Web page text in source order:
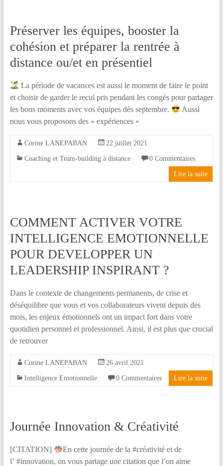
Préserver les équipes, booster la
cohésion et préparer la rentrée à
distance ou/et en présentiel
La période de vacances est aussi le moment de faire le point
et choisir de garder le recul pris pendant les congés pour partager
les bons moments avec vos équipes dès septembre.
Aussi
nous vous proposons des « expériences »
Corine LANEPABAN 22 juillet 2021
Coaching et Team-building à distance 0 Commentaires
Lire la suite
COMMENT ACTIVER VOTRE
INTELLIGENCE EMOTIONNELLE
POUR DEVELOPPER UN
LEADERSHIP INSPIRANT ?
Dans le contexte de changements permanents, de crise et
déséquilibre que vous et vos collaborateurs vivent depuis des
mois, les enjeux émotionnels ont un impact fort dans votre
quotidien personnel et professionnel. Ainsi, il est plus que crucial
de retrouver
Corine LANEPABAN 26 avril 2021
Intelligence Emotionnelle 0 Commentaires Lire la suite
Journée Innovation & Créativité
[CITATION]
En cette journée de la #créativité et de
l’ #innovation, on vous partage une citation que l’on aime